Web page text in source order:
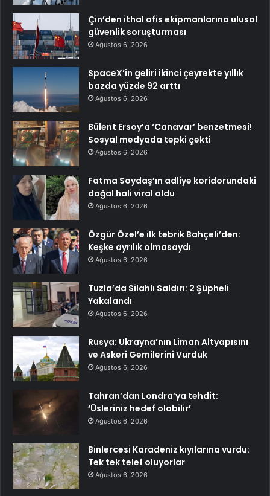
Çin’den ithal ofis ekipmanlarına ulusal
güvenlik soruşturması
Ağustos 6, 2026
SpaceX’in geliri ikinci çeyrekte yıllık
bazda yüzde 92 arttı
Ağustos 6, 2026
Bülent Ersoy’a ‘Canavar’ benzetmesi!
Sosyal medyada tepki çekti
Ağustos 6, 2026
Fatma Soydaş’ın adliye koridorundaki
doğal hali viral oldu
Ağustos 6, 2026
Özgür Özel’e ilk tebrik Bahçeli’den:
Keşke ayrılık olmasaydı
Ağustos 6, 2026
Tuzla’da Silahlı Saldırı: 2 Şüpheli
Yakalandı
Ağustos 6, 2026
Rusya: Ukrayna’nın Liman Altyapısını
ve Askeri Gemilerini Vurduk
Ağustos 6, 2026
Tahran’dan Londra’ya tehdit:
‘Üsleriniz hedef olabilir’
Ağustos 6, 2026
Binlercesi Karadeniz kıyılarına vurdu:
Tek tek telef oluyorlar
Ağustos 6, 2026